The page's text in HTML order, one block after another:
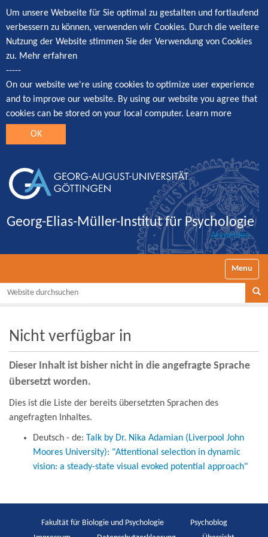
Um unsere Webseite für Sie optimal zu gestalten und fortlaufend
verbessern zu können, verwenden wir Cookies. Durch die weitere
Nutzung der Website stimmen Sie der Verwendung von Cookies
zu. Mehr erfahren
-----
On our website we're using cookies to optimize user experience
and to improve our website. By using our website you agree that
cookies can be stored on your local computer. Learn more
OK
Georg-Elias-Müller-Institut für Psychologie
Anmelden
Website durchsuchen
Nicht verfügbar in
Dieser Inhalt ist bisher nicht in die angefragte Sprache
übersetzt worden.
Dies ist die Liste der bereits übersetzten Sprachen des
angefragten Inhaltes.
Deutsch - de: Talk by Dr. Nika Adamian (Liverpool John
Moores University): "Attentional selection in dynamic
vision: a steady-state visual evoked potential approach"
Fakultät für Biologie und Psychologie
Psychoblog